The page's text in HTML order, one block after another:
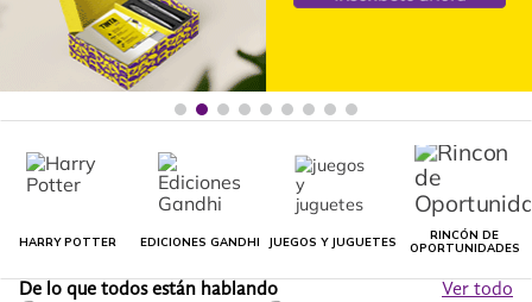
HARRY POTTER EDICIONES GANDHI JUEGOS Y JUGUETES
RINCÓN DE
OPORTUNIDADES
De lo que todos están hablando Ver todo